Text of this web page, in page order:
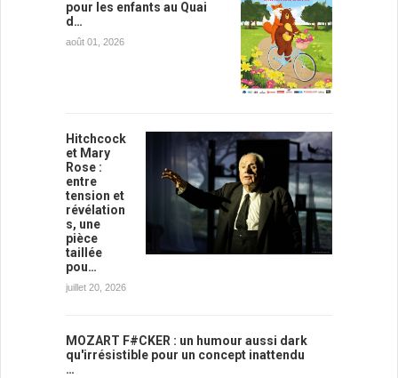
pour les enfants au Quai
d…
août 01, 2026
Hitchcock
et Mary
Rose :
entre
tension et
révélation
s, une
pièce
taillée
pou…
juillet 20, 2026
MOZART F#CKER : un humour aussi dark
qu'irrésistible pour un concept inattendu
…